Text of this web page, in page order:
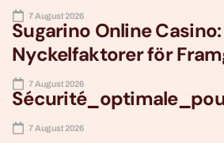
7 August 2026
Sugarino Online Casino:
Nyckelfaktorer för
7 August 2026
7 August 2026